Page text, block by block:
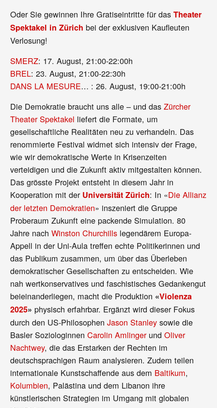
Oder Sie gewinnen Ihre Gratiseintritte für dasTheater
Spektakel in Zürich bei der exklusiven Kaufleuten
Verlosung!
SMERZ: 17. August, 21:00-22:00h
BREL: 23. August, 21:00-22:30h
DANS LA MESURE… : 26. August, 19:00-21:00h
Die Demokratie braucht uns alle – und dasZürcher
Theater Spektakel liefert die Formate, um
gesellschaftliche Realitäten neu zu verhandeln. Das
renommierte Festival widmet sich intensiv der Frage,
wie wir demokratische Werte in Krisenzeiten
verteidigen und die Zukunft aktiv mitgestalten können.
Das grösste Projekt entsteht in diesem Jahr in
Kooperation mit der Universität Zürich: In «Die Allianz
der letzten Demokratien» inszeniert die Gruppe
Proberaum Zukunft eine packende Simulation. 80
Jahre nachWinston Churchills legendärem Europa-
Appell in der Uni-Aula treffen echte Politikerinnen und
das Publikum zusammen, um über das Überleben
demokratischer Gesellschaften zu entscheiden. Wie
nah wertkonservatives und faschistisches Gedankengut
beieinanderliegen, macht die Produktion «Violenza
2025» physisch erfahrbar. Ergänzt wird dieser Fokus
durch den US-PhilosophenJason Stanley sowie die
Basler SoziologinnenCarolin AmlingerundOliver
Nachtwey, die das Erstarken der Rechten im
deutschsprachigen Raum analysieren. Zudem teilen
internationale Kunstschaffende aus dem Baltikum,
Kolumbien, Palästina und dem Libanon ihre
künstlerischen Strategien im Umgang mit globalen